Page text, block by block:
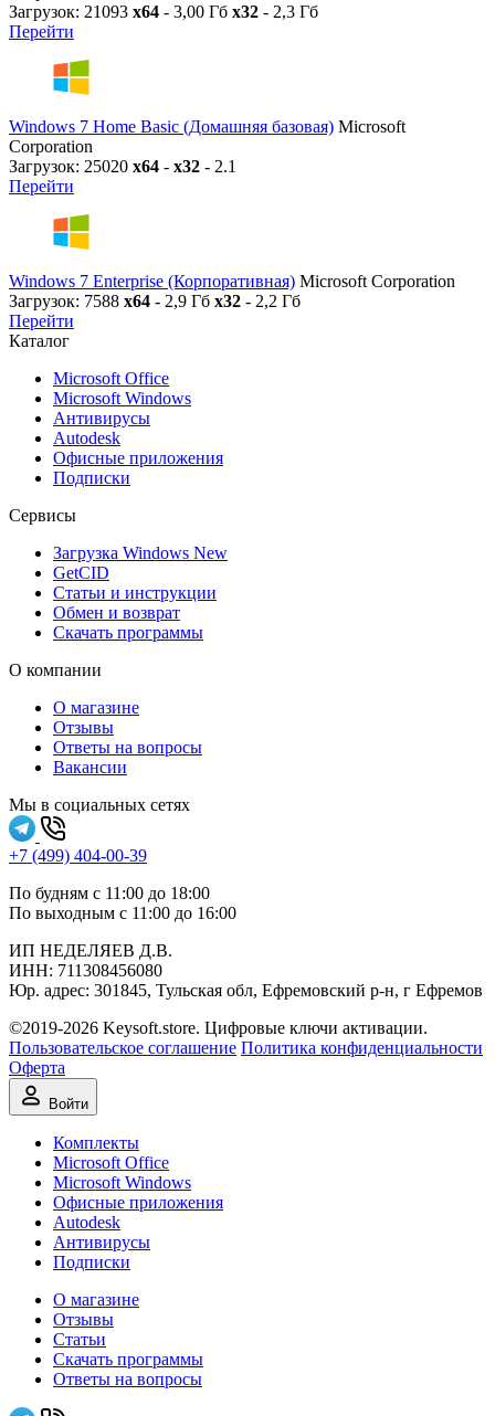
Загрузок: 21093 x64 - 3,00 Гб x32 - 2,3 Гб
Перейти
Windows 7 Home Basic (Домашняя базовая) Microsoft
Corporation
Загрузок: 25020 x64 - x32 - 2.1
Перейти
Windows 7 Enterprise (Корпоративная) Microsoft Corporation
Загрузок: 7588 x64 - 2,9 Гб x32 - 2,2 Гб
Перейти
Каталог
Microsoft Office
Microsoft Windows
Антивирусы
Autodesk
Офисные приложения
Подписки
Сервисы
Загрузка Windows New
GetCID
Статьи и инструкции
Обмен и возврат
Скачать программы
О компании
О магазине
Отзывы
Ответы на вопросы
Вакансии
Мы в социальных сетях
+7 (499) 404-00-39
По будням с 11:00 до 18:00
По выходным с 11:00 до 16:00
ИП НЕДЕЛЯЕВ Д.В.
ИНН: 711308‍456080
Юр. адрес: 301845, Тульская обл, Ефремовский р-н, г Ефремов
©2019-2026 Keysoft.store. Цифровые ключи активации.
Пользовательское соглашение Политика конфиденциальности
Оферта
Войти
Комплекты
Microsoft Office
Microsoft Windows
Офисные приложения
Autodesk
Антивирусы
Подписки
О магазине
Отзывы
Статьи
Скачать программы
Ответы на вопросы